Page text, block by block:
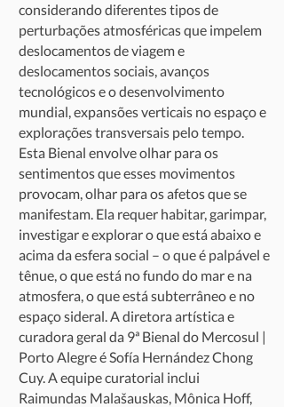
considerando diferentes tipos de
perturbações atmosféricas que impelem
deslocamentos de viagem e
deslocamentos sociais, avanços
tecnológicos e o desenvolvimento
mundial, expansões verticais no espaço e
explorações transversais pelo tempo.
Esta Bienal envolve olhar para os
sentimentos que esses movimentos
provocam, olhar para os afetos que se
manifestam. Ela requer habitar, garimpar,
investigar e explorar o que está abaixo e
acima da esfera social – o que é palpável e
tênue, o que está no fundo do mar e na
atmosfera, o que está subterrâneo e no
espaço sideral. A diretora artística e
curadora geral da 9ª Bienal do Mercosul |
Porto Alegre é Sofía Hernández Chong
Cuy. A equipe curatorial inclui
Raimundas Malašauskas, Mônica Hoff,